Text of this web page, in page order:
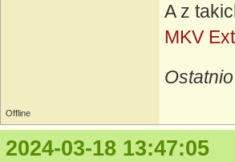
A z
MKV
Offline
2024-03-18 13:47:05